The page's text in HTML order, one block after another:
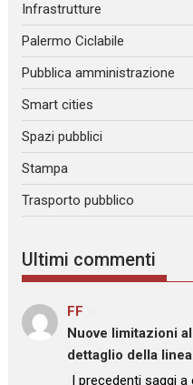
Infrastrutture
Palermo Ciclabile
Pubblica amministrazione
Smart cities
Spazi pubblici
Stampa
Trasporto pubblico
Ultimi commenti
FF
Nuove limitazioni
dettaglio della
: “I precedenti saggi